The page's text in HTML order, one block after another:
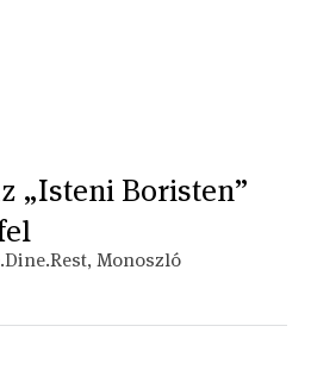
„Isteni Boristen”
Monoszló